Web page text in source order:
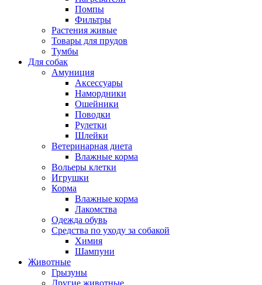
Помпы
Фильтры
Растения живые
Товары для прудов
Тумбы
Для собак
Амуниция
Аксессуары
Намордники
Ошейники
Поводки
Рулетки
Шлейки
Ветеринарная диета
Влажные корма
Вольеры клетки
Игрушки
Корма
Влажные корма
Лакомства
Одежда обувь
Средства по уходу за собакой
Химия
Шампуни
Животные
Грызуны
Другие животные